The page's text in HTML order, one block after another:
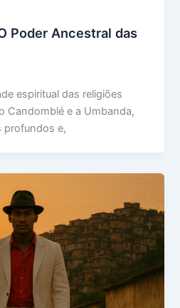
Poder Ancestral das
espiritual das religiões
Candomblé e a Umbanda,
profundos e,